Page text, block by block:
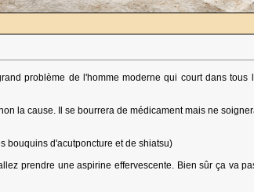
problème de l'homme moderne qui court dans tous
la cause. Il se bourrera de médicament mais ne
bouquins d'acutponcture et de shiatsu)
prendre une aspirine effervescente. Bien sûr ça va